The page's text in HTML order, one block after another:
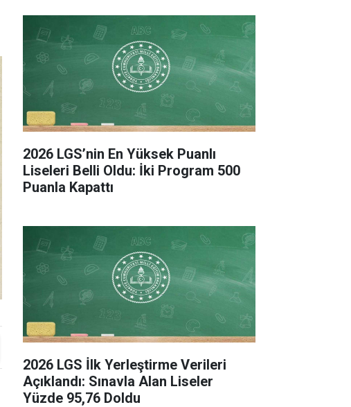
2026 LGS’nin En Yüksek Puanlı
Liseleri Belli Oldu: İki Program 500
Puanla Kapattı
2026 LGS İlk Yerleştirme Verileri
Açıklandı: Sınavla Alan Liseler
Yüzde 95,76 Doldu